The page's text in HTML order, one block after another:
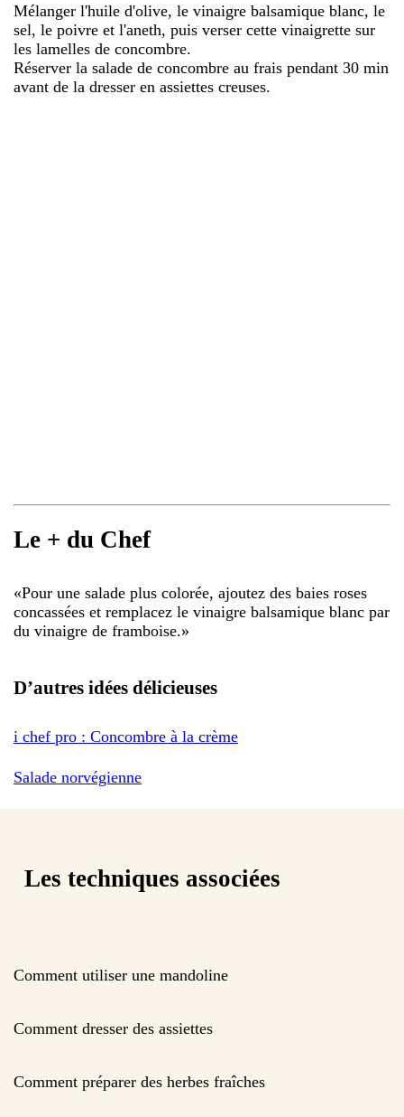
Mélanger l'huile d'olive, le vinaigre balsamique blanc, le
sel, le poivre et l'aneth, puis verser cette vinaigrette sur
les lamelles de concombre.
Réserver la salade de concombre au frais pendant 30 min
avant de la dresser en assiettes creuses.
Le + du Chef
«Pour une salade plus colorée, ajoutez des baies roses
concassées et remplacez le vinaigre balsamique blanc par
du vinaigre de framboise.»
D’autres idées délicieuses
i chef pro : Concombre à la crème
Salade norvégienne
Les techniques associées
Comment utiliser une mandoline
Comment dresser des assiettes
Comment préparer des herbes fraîches